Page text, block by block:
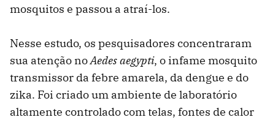
mosquitos e passou a atraí-los.
Nesse estudo, os pesquisadores concentraram
sua atenção noAedes aegypti, o infame mosquito
transmissor da febre amarela, da dengue e do
zika. Foi criado um ambiente de laboratório
altamente controlado com telas, fontes de calor